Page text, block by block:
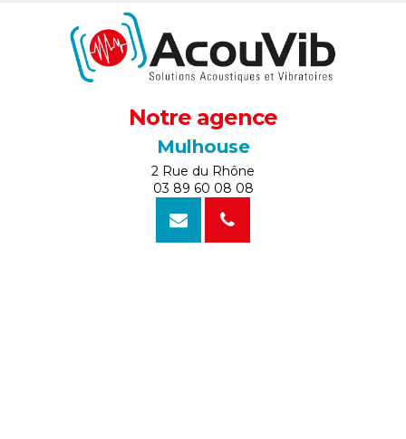
Notre agence
Mulhouse
2 Rue du Rhône
03 89 60 08 08